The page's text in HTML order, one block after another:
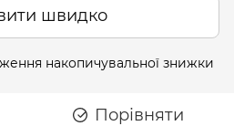
швидко
накопичувальної знижки
Порівняти